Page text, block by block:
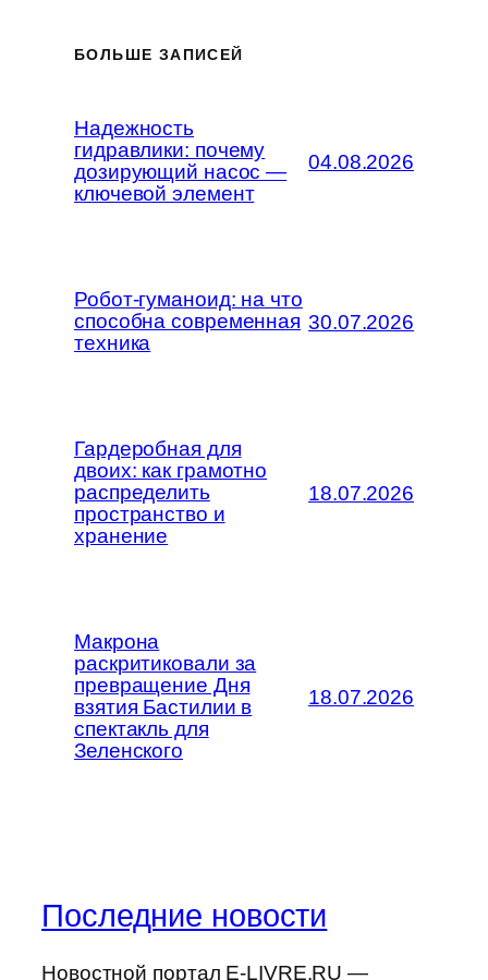
БОЛЬШЕ ЗАПИСЕЙ
Надежность
гидравлики: почему
дозирующий насос —
ключевой элемент
04.08.2026
Робот-гуманоид: на что
способна современная
техника
30.07.2026
Гардеробная для
двоих: как грамотно
распределить
пространство и
хранение
18.07.2026
Макрона
раскритиковали за
превращение Дня
взятия Бастилии в
спектакль для
Зеленского
18.07.2026
Последние новости
Новостной портал E-LIVRE.RU —